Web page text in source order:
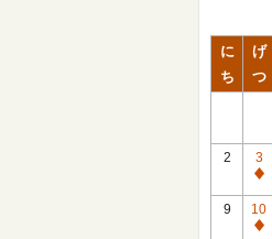
に
ち
げ
つ
2
3
休
館
日
9
10
休